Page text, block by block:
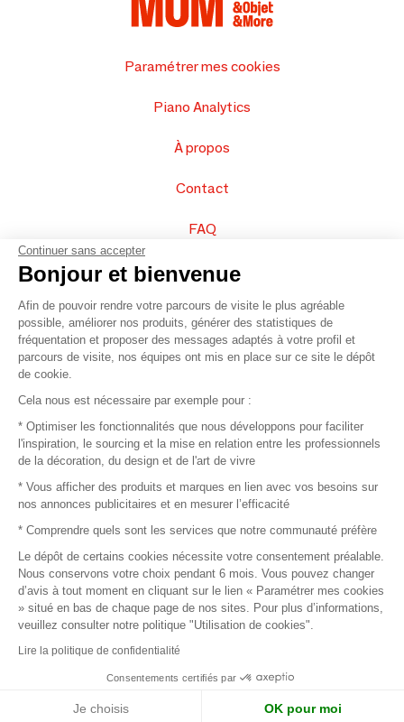
Paramétrer mes cookies
Piano Analytics
À propos
Contact
FAQ
Vendez vos produits
Plan du site
© 2016 –Organisation SAFI
Recrutement
Mentions légales
Conditions commerciales
Piano Analytics
Continuer sans accepter
Bonjour et bienvenue
Afin de pouvoir rendre votre parcours de visite le plus agréable
possible, améliorer nos produits, générer des statistiques de
fréquentation et proposer des messages adaptés à votre profil et
parcours de visite, nos équipes ont mis en place sur ce site le dépôt
de cookie.
Cela nous est nécessaire par exemple pour :
* Optimiser les fonctionnalités que nous développons pour faciliter
l'inspiration, le sourcing et la mise en relation entre les professionnels
de la décoration, du design et de l'art de vivre
* Vous afficher des produits et marques en lien avec vos besoins sur
nos annonces publicitaires et en mesurer l’efficacité
* Comprendre quels sont les services que notre communauté préfère
Le dépôt de certains cookies nécessite votre consentement préalable.
Nous conservons votre choix pendant 6 mois. Vous pouvez changer
d’avis à tout moment en cliquant sur le lien « Paramétrer mes cookies
» situé en bas de chaque page de nos sites. Pour plus d’informations,
veuillez consulter notre politique "Utilisation de cookies".
Lire la politique de confidentialité
Consentements certifiés par
Je choisis OK pour moi